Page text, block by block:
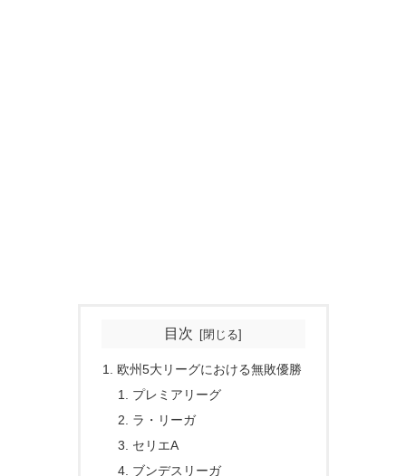
目次
欧州5大リーグにおける無敗優勝
プレミアリーグ
ラ・リーガ
セリエA
ブンデスリーガ